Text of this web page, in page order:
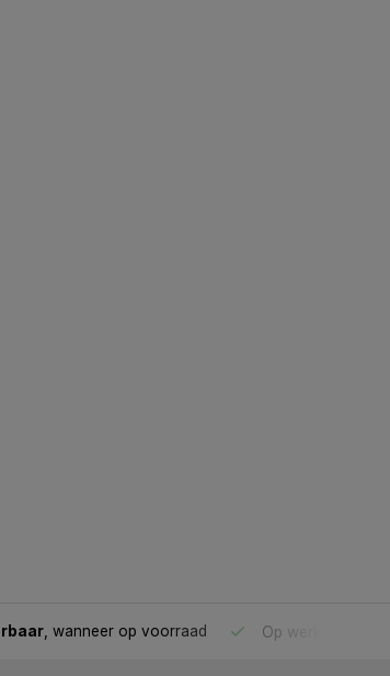
, wanneer op voorraad Op werkdagen